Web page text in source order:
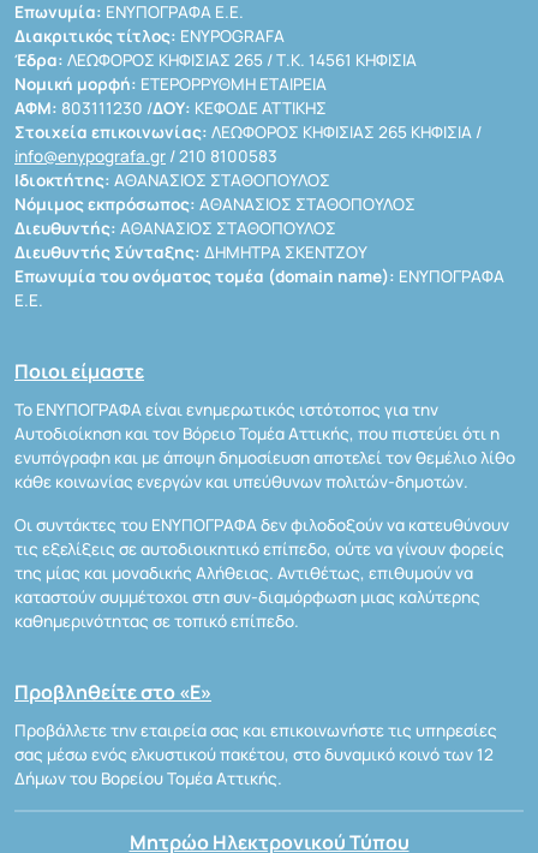
Επωνυμία: ΕΝΥΠΟΓΡΑΦΑ Ε.Ε.
Διακριτικός τίτλος: ENYPOGRAFA
Έδρα: ΛΕΩΦΟΡΟΣ ΚΗΦΙΣΙΑΣ 265 / Τ.Κ. 14561 ΚΗΦΙΣΙΑ
Νομική μορφή: ΕΤΕΡΟΡΡΥΘΜΗ ΕΤΑΙΡΕΙΑ
ΑΦΜ: 803111230 /ΔΟΥ: ΚΕΦΟΔΕ ΑΤΤΙΚΗΣ
Στοιχεία επικοινωνίας: ΛΕΩΦΟΡΟΣ ΚΗΦΙΣΙΑΣ 265 ΚΗΦΙΣΙΑ /
info@enypografa.gr / 210 8100583
Ιδιοκτήτης: ΑΘΑΝΑΣΙΟΣ ΣΤΑΘΟΠΟΥΛΟΣ
Νόμιμος εκπρόσωπος: ΑΘΑΝΑΣΙΟΣ ΣΤΑΘΟΠΟΥΛΟΣ
Διευθυντής: ΑΘΑΝΑΣΙΟΣ ΣΤΑΘΟΠΟΥΛΟΣ
Διευθυντής Σύνταξης: ΔΗΜΗΤΡΑ ΣΚΕΝΤΖΟΥ
Επωνυμία του ονόματος τομέα (domain name): ΕΝΥΠΟΓΡΑΦΑ
Ε.Ε.
Ποιοι είμαστε
Το ΕΝΥΠΟΓΡΑΦΑ είναι ενημερωτικός ιστότοπος για την
Αυτοδιοίκηση και τον Βόρειο Τομέα Αττικής, που πιστεύει ότι η
ενυπόγραφη και με άποψη δημοσίευση αποτελεί τον θεμέλιο λίθο
κάθε κοινωνίας ενεργών και υπεύθυνων πολιτών-δημοτών.
Οι συντάκτες του ΕΝΥΠΟΓΡΑΦΑ δεν φιλοδοξούν να κατευθύνουν
τις εξελίξεις σε αυτοδιοικητικό επίπεδο, ούτε να γίνουν φορείς
της μίας και μοναδικής Αλήθειας. Αντιθέτως, επιθυμούν να
καταστούν συμμέτοχοι στη συν-διαμόρφωση μιας καλύτερης
καθημερινότητας σε τοπικό επίπεδο.
Προβληθείτε στο «Ε»
Προβάλλετε την εταιρεία σας και επικοινωνήστε τις υπηρεσίες
σας μέσω ενός ελκυστικού πακέτου, στο δυναμικό κοινό των 12
Δήμων του Βορείου Τομέα Αττικής.
Μητρώο Ηλεκτρονικού Τύπου